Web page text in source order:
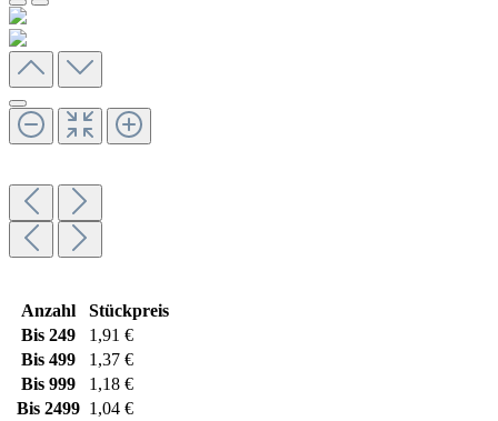
Anzahl
Stückpreis
Bis 249
1,91 €
Bis 499
1,37 €
Bis 999
1,18 €
Bis 2499 1,04 €